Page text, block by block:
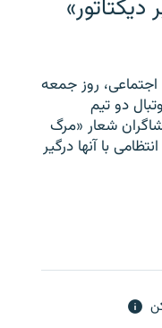
روز جمعه
دو تیم
شعار «مرگ
با آنها درگیر